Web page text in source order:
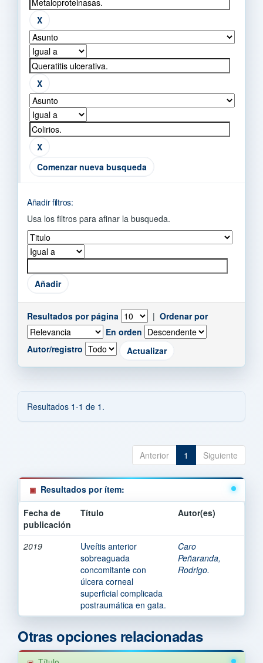
Comenzar nueva busqueda
Añadir filtros:
Usa los filtros para afinar la busqueda.
Resultados por página | Ordenar por
En orden
Autor/registro
Resultados 1-1 de 1.
Anterior 1 Siguiente
Resultados por ítem:
Fecha de
publicación
Título Autor(es)
2019
Uveítis anterior
sobreaguada
concomitante con
úlcera corneal
superficial complicada
postraumática en gata.
Caro
Peñaranda,
Rodrigo.
Otras opciones relacionadas